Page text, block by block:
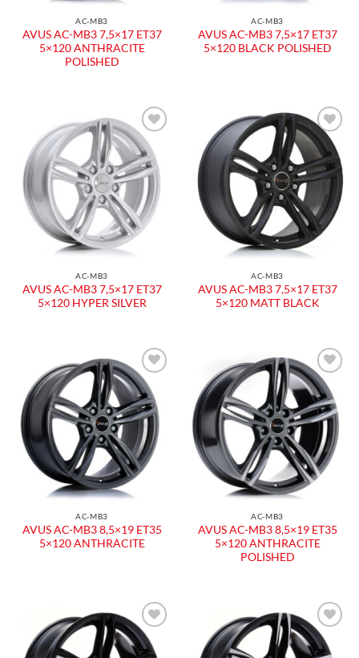
AC-MB3
AVUS AC-MB3 7,5×17 ET37
5×120 ANTHRACITE
POLISHED
AC-MB3
AVUS AC-MB3 7,5×17 ET37
5×120 BLACK POLISHED
AC-MB3
AVUS AC-MB3 7,5×17 ET37
5×120 HYPER SILVER
AC-MB3
AVUS AC-MB3 7,5×17 ET37
5×120 MATT BLACK
AC-MB3
AVUS AC-MB3 8,5×19 ET35
5×120 ANTHRACITE
AC-MB3
AVUS AC-MB3 8,5×19 ET35
5×120 ANTHRACITE
POLISHED